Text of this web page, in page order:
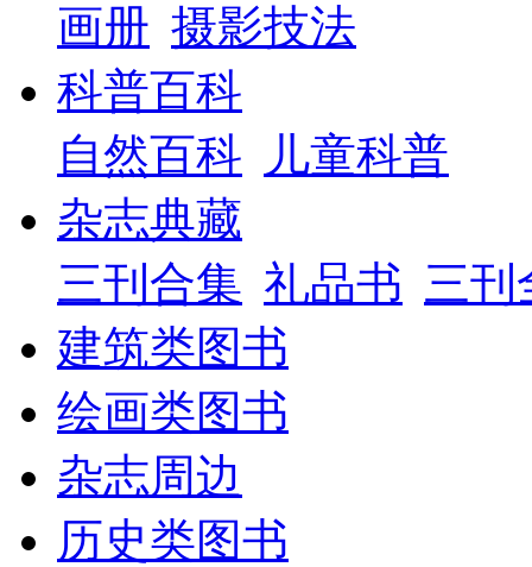
画册 摄影技法
科普百科
自然百科
儿童科普
杂志典藏
三刊合集 礼品书 三刊
建筑类图书
绘画类图书
杂志周边
历史类图书